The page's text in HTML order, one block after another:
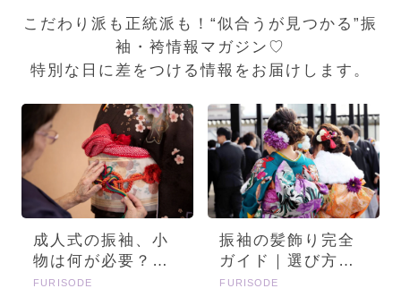
こだわり派も正統派も！“似合うが見つかる”振
袖・袴情報マガジン♡
特別な日に差をつける情報をお届けします。
成人式の振袖、小
物は何が必要？画
像とセットで詳し
FURISODE
振袖の髪飾り完全
ガイド｜選び方・
種類・トレンドを
FURISODE